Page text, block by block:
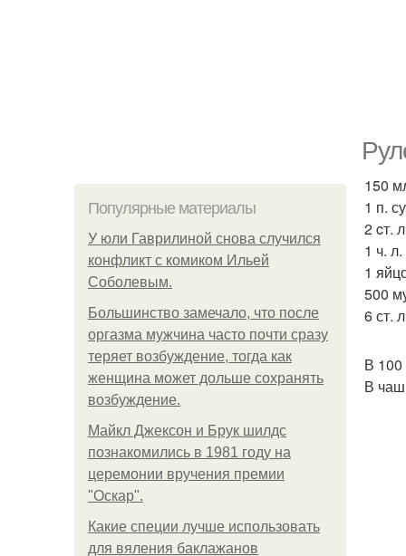
Популярные материалы
У юли Гаврилиной снова случился
конфликт с комиком Ильей
Соболевым.
Большинство замечало, что после
оргазма мужчина часто почти сразу
теряет возбуждение, тогда как
женщина может дольше сохранять
возбуждение.
Майкл Джексон и Брук шилдс
познакомились в 1981 году на
церемонии вручения премии
"Оскар".
Какие специи лучше использовать
для вяления баклажанов
150
1 п.
2 cт.
1 ч.
1
500
6 ст.
В 100
В